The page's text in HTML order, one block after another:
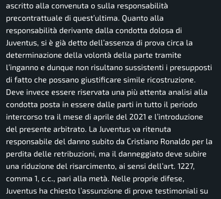
ascritto alla convenuta o sulla responsabilità
precontrattuale di quest’ultima. Quanto alla
responsabilità derivante dalla condotta dolosa di
Juventus, si è già detto dell’assenza di prova circa la
determinazione della volontà della parte tramite
l’inganno e dunque non risultano sussistenti i presupposti
di fatto che possano giustificare simile ricostruzione.
Deve invece essere riservata una più attenta analisi alla
condotta posta in essere dalle parti in tutto il periodo
intercorso tra il mese di aprile del 2021 e l’introduzione
del presente arbitrato. La Juventus va ritenuta
responsabile del danno subito da Cristiano Ronaldo per la
perdita delle retribuzioni, ma il danneggiato deve subire
una riduzione del risarcimento, ai sensi dell’art. 1227,
comma 1, c.c., pari alla metà. Nelle proprie difese,
Juventus ha chiesto l’assunzione di prove testimoniali su